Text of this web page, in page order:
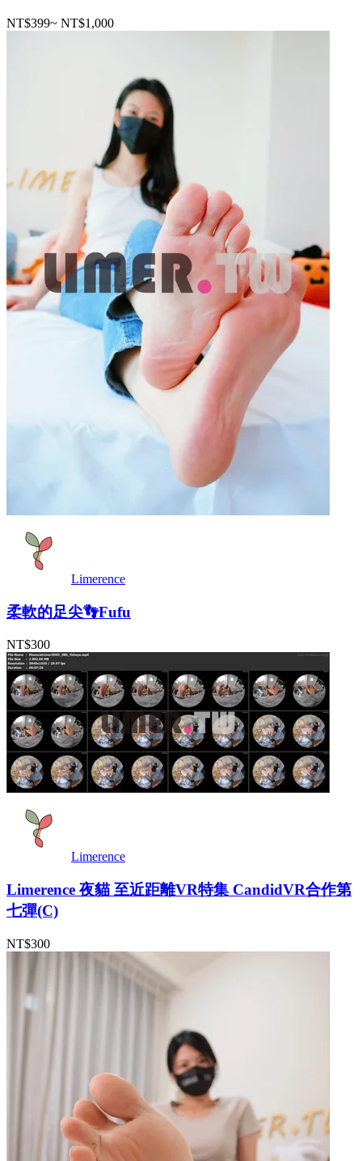
NT$399~ NT$1,000
Limerence
柔軟的足尖👣Fufu
NT$300
Limerence
Limerence 夜貓 至近距離VR特集 CandidVR合作第
七彈(C)
NT$300